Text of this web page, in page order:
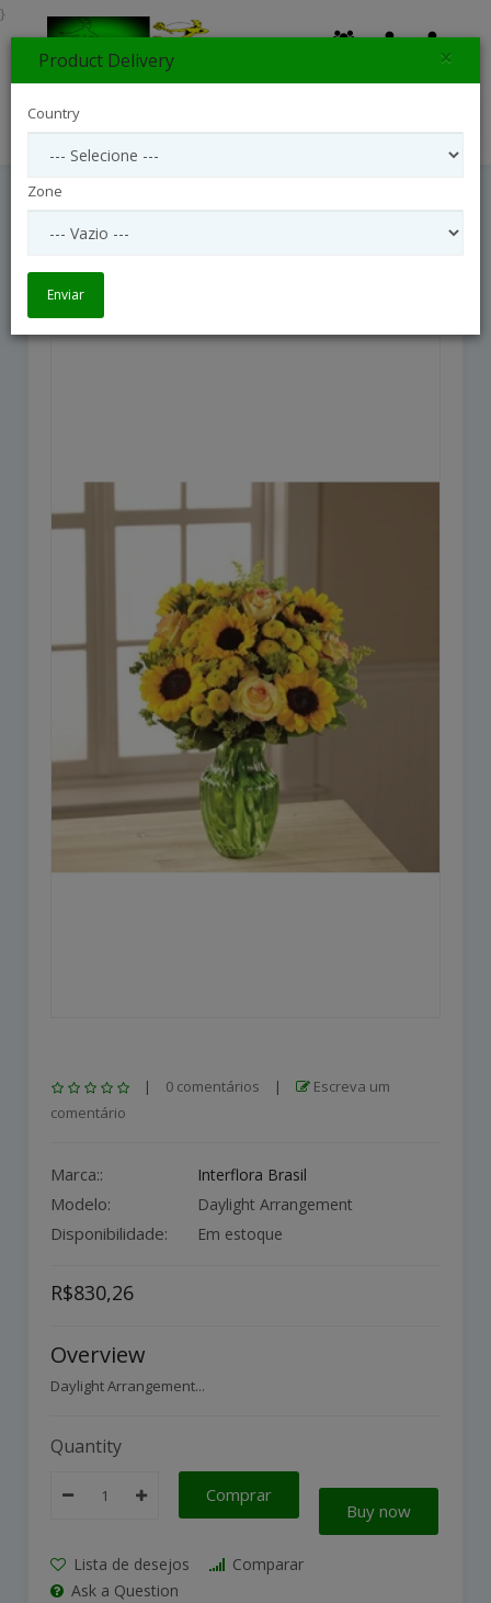
Daylight Arrangement
| 0 comentários |
Escreva um
comentário
Marca:: Interflora Brasil
Modelo: Daylight Arrangement
Disponibilidade: Em estoque
R$830,26
Overview
Daylight Arrangement...
Quantity
Comprar
Buy now
Lista de desejos
Comparar
Ask a Question
}
Product Delivery ×
Country
Zone
Enviar